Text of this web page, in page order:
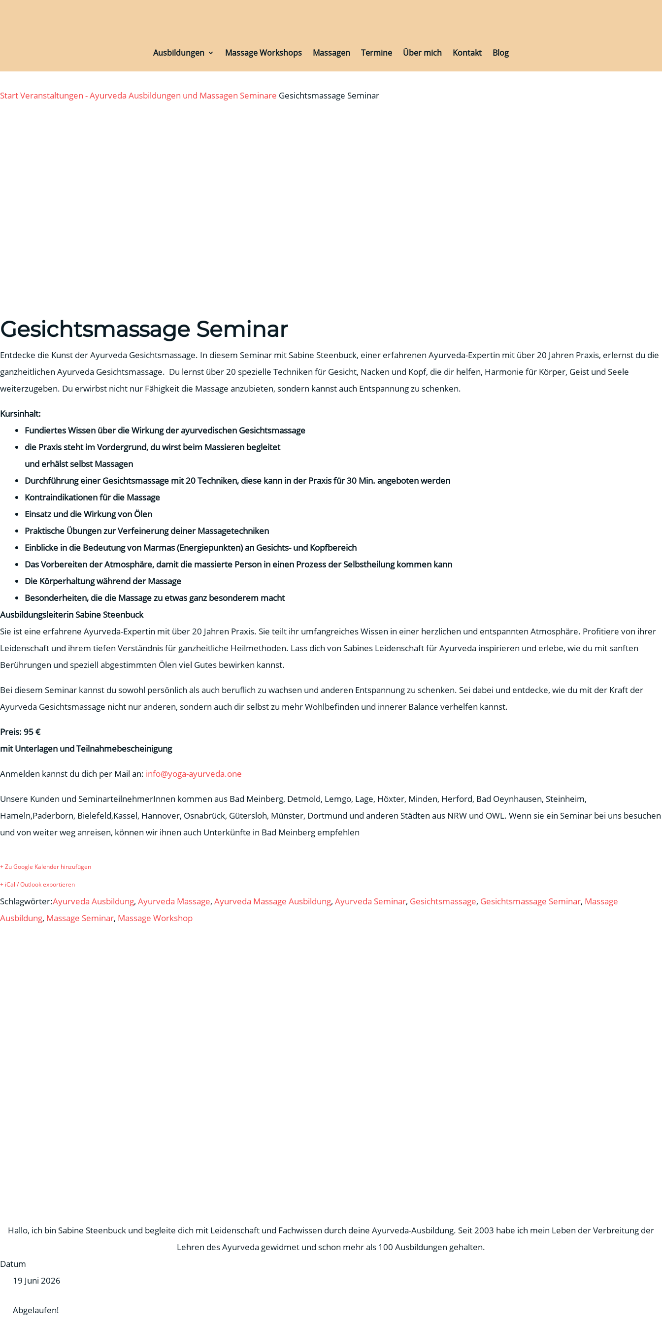
Ausbildungen Massage Workshops Massagen Termine Über mich Kontakt Blog
StartVeranstaltungen - Ayurveda Ausbildungen und Massagen Seminare Gesichtsmassage Seminar
Gesichtsmassage Seminar
Entdecke die Kunst der Ayurveda Gesichtsmassage. In diesem Seminar mit Sabine Steenbuck, einer erfahrenen Ayurveda-Expertin mit über 20 Jahren Praxis, erlernst du die
ganzheitlichen Ayurveda Gesichtsmassage. Du lernst über 20 spezielle Techniken für Gesicht, Nacken und Kopf, die dir helfen, Harmonie für Körper, Geist und Seele
weiterzugeben. Du erwirbst nicht nur Fähigkeit die Massage anzubieten, sondern kannst auch Entspannung zu schenken.
Kursinhalt:
Fundiertes Wissen über die Wirkung der ayurvedischen Gesichtsmassage
die Praxis steht im Vordergrund, du wirst beim Massieren begleitet
und erhälst selbst Massagen
Durchführung einer Gesichtsmassage mit 20 Techniken, diese kann in der Praxis für 30 Min. angeboten werden
Kontraindikationen für die Massage
Einsatz und die Wirkung von Ölen
Praktische Übungen zur Verfeinerung deiner Massagetechniken
Einblicke in die Bedeutung von Marmas (Energiepunkten) an Gesichts- und Kopfbereich
Das Vorbereiten der Atmosphäre, damit die massierte Person in einen Prozess der Selbstheilung kommen kann
Die Körperhaltung während der Massage
Besonderheiten, die die Massage zu etwas ganz besonderem macht
Ausbildungsleiterin Sabine Steenbuck
Sie ist eine erfahrene Ayurveda-Expertin mit über 20 Jahren Praxis. Sie teilt ihr umfangreiches Wissen in einer herzlichen und entspannten Atmosphäre. Profitiere von ihrer
Leidenschaft und ihrem tiefen Verständnis für ganzheitliche Heilmethoden. Lass dich von Sabines Leidenschaft für Ayurveda inspirieren und erlebe, wie du mit sanften
Berührungen und speziell abgestimmten Ölen viel Gutes bewirken kannst.
Bei diesem Seminar kannst du sowohl persönlich als auch beruflich zu wachsen und anderen Entspannung zu schenken. Sei dabei und entdecke, wie du mit der Kraft der
Ayurveda Gesichtsmassage nicht nur anderen, sondern auch dir selbst zu mehr Wohlbefinden und innerer Balance verhelfen kannst.
Preis: 95 €
mit Unterlagen und Teilnahmebescheinigung
Anmelden kannst du dich per Mail an: info@yoga-ayurveda.one
Unsere Kunden und SeminarteilnehmerInnen kommen aus Bad Meinberg, Detmold, Lemgo, Lage, Höxter, Minden, Herford, Bad Oeynhausen, Steinheim,
Hameln,Paderborn, Bielefeld,Kassel, Hannover, Osnabrück, Gütersloh, Münster, Dortmund und anderen Städten aus NRW und OWL. Wenn sie ein Seminar bei uns besuchen
und von weiter weg anreisen, können wir ihnen auch Unterkünfte in Bad Meinberg empfehlen
+ Zu Google Kalender hinzufügen
+ iCal / Outlook exportieren
Schlagwörter:Ayurveda Ausbildung, Ayurveda Massage, Ayurveda Massage Ausbildung, Ayurveda Seminar, Gesichtsmassage, Gesichtsmassage Seminar, Massage
Ausbildung, Massage Seminar, Massage Workshop
Hallo, ich bin Sabine Steenbuck und begleite dich mit Leidenschaft und Fachwissen durch deine Ayurveda-Ausbildung. Seit 2003 habe ich mein Leben der Verbreitung der
Lehren des Ayurveda gewidmet und schon mehr als 100 Ausbildungen gehalten.
Datum
19 Juni 2026
Abgelaufen!